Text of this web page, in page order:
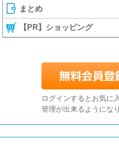
まとめ
【PR】ショッピング
ログインするとお気に
管理が出来るようにな